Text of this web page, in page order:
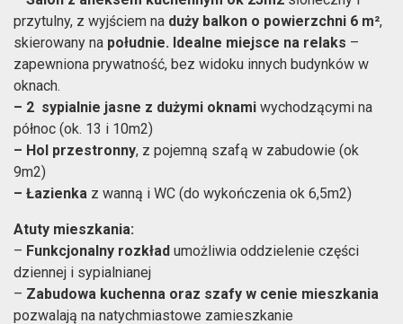
przytulny, z wyjściem na duży balkon o powierzchni 6 m²,
skierowany na południe. Idealne miejsce na relaks –
zapewniona prywatność, bez widoku innych budynków w
oknach.
– 2 sypialnie jasne z dużymi oknami wychodzącymi na
północ (ok. 13 i 10m2)
– Hol przestronny, z pojemną szafą w zabudowie (ok
9m2)
– Łazienka z wanną i WC (do wykończenia ok 6,5m2)
Atuty mieszkania:
– Funkcjonalny rozkład umożliwia oddzielenie części
dziennej i sypialnianej
– Zabudowa kuchenna oraz szafy w cenie mieszkania
pozwalają na natychmiastowe zamieszkanie